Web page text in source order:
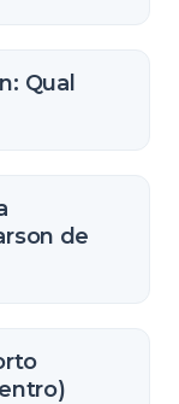
Qual
de